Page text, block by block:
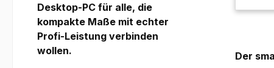
Desktop-PC für alle, die
kompakte Maße mit echter
Profi-Leistung verbinden
wollen.
Der